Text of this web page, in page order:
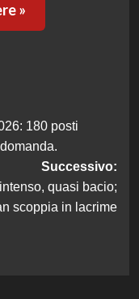
»
180 posti
Successivo:
quasi bacio;
scoppia in lacrime